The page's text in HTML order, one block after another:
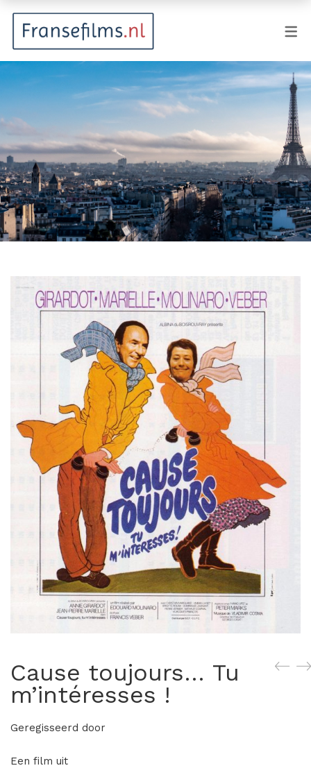
Animatie
Documentaire
Drama
Fantasy
Horror
Kostuumdrama
Misdaad
Romantische komedie
Thriller
Cause toujours… Tu
m’intéresses !
Geregisseerd door
Een film uit